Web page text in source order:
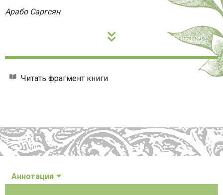
Арабо Саргсян
Читать фрагмент книги
Аннотация